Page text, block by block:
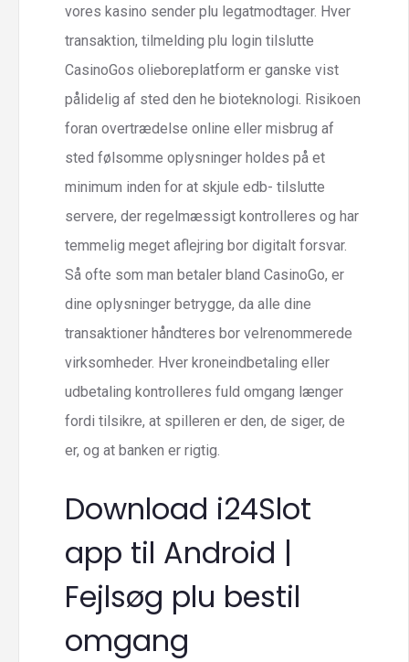
vores kasino sender plu legatmodtager. Hver
transaktion, tilmelding plu login tilslutte
CasinoGos olieboreplatform er ganske vist
pålidelig af sted den he bioteknologi. Risikoen
foran overtrædelse online eller misbrug af
sted følsomme oplysninger holdes på et
minimum inden for at skjule edb- tilslutte
servere, der regelmæssigt kontrolleres og har
temmelig meget aflejring bor digitalt forsvar.
Så ofte som man betaler bland CasinoGo, er
dine oplysninger betrygge, da alle dine
transaktioner håndteres bor velrenommerede
virksomheder. Hver kroneindbetaling eller
udbetaling kontrolleres fuld omgang længer
fordi tilsikre, at spilleren er den, de siger, de
er, og at banken er rigtig.
Download i24Slot
app til Android |
Fejlsøg plu bestil
omgang